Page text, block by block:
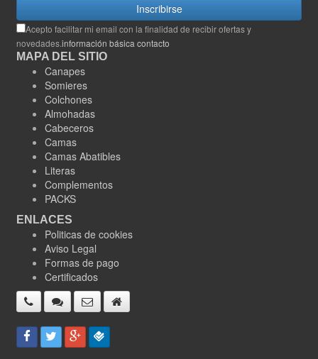
Inscribirse
Acepto facilitar mi email con la finalidad de recibir ofertas y
novedades.información básica contacto
MAPA DEL SITIO
Canapes
Somieres
Colchones
Almohadas
Cabeceros
Camas
Camas Abatibles
Literas
Complementos
PACKS
ENLACES
Politicas de cookies
Aviso Legal
Formas de pago
Certificados